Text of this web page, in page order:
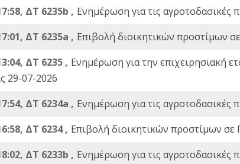
ΔΤ 6235b , Ενημέρωση για τις
ΔΤ 6235a , Eπιβολή διοικητικών προστίμων
ΔΤ 6235 , Ενημέρωση για την επιχειρησιακή
29-07-2026
ΔΤ 6234a , Ενημέρωση για τις
ΔΤ 6234 , Eπιβολή διοικητικών προστίμων σε
ΔΤ 6233b , Ενημέρωση για τις